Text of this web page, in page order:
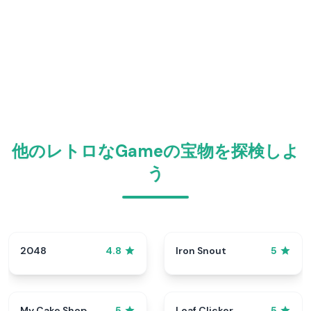
他のレトロなGameの宝物を探検しよ
う
2048 4.8 Iron Snout 5